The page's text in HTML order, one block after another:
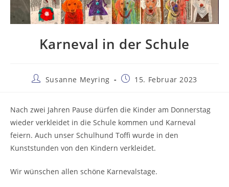
Karneval in der Schule
Beitrags-
Susanne Meyring
Beitrag15. Februar 2023
Nach zwei Jahren Pause dürfen die Kinder am Donnerstag
wieder verkleidet in die Schule kommen und Karneval
feiern. Auch unser Schulhund Toffi wurde in den
Kunststunden von den Kindern verkleidet.
Wir wünschen allen schöne Karnevalstage.